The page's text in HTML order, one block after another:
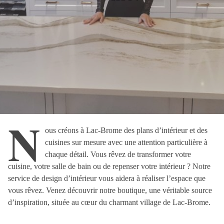
N
ous créons à Lac-Brome des plans d’intérieur et des
cuisines sur mesure avec une attention particulière à
chaque détail. Vous rêvez de transformer votre
cuisine, votre salle de bain ou de repenser votre intérieur ? Notre
service de design d’intérieur vous aidera à réaliser l’espace que
vous rêvez. Venez découvrir notre boutique, une véritable source
d’inspiration, située au cœur du charmant village de Lac-Brome.